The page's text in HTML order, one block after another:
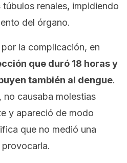
renales, impidiendo
del órgano.
la complicación, en
que duró 18 horas y
también al dengue.
no causaba molestias
y apareció de modo
que no medió una